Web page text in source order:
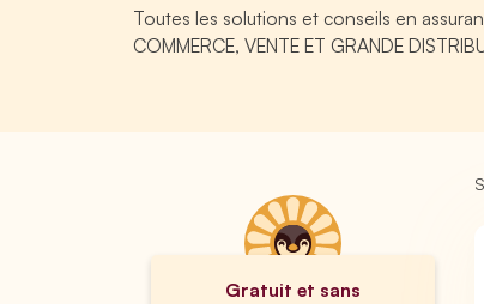
Toutes les solutions et conseils en
COMMERCE, VENTE ET GRANDE
Gratuit et sans